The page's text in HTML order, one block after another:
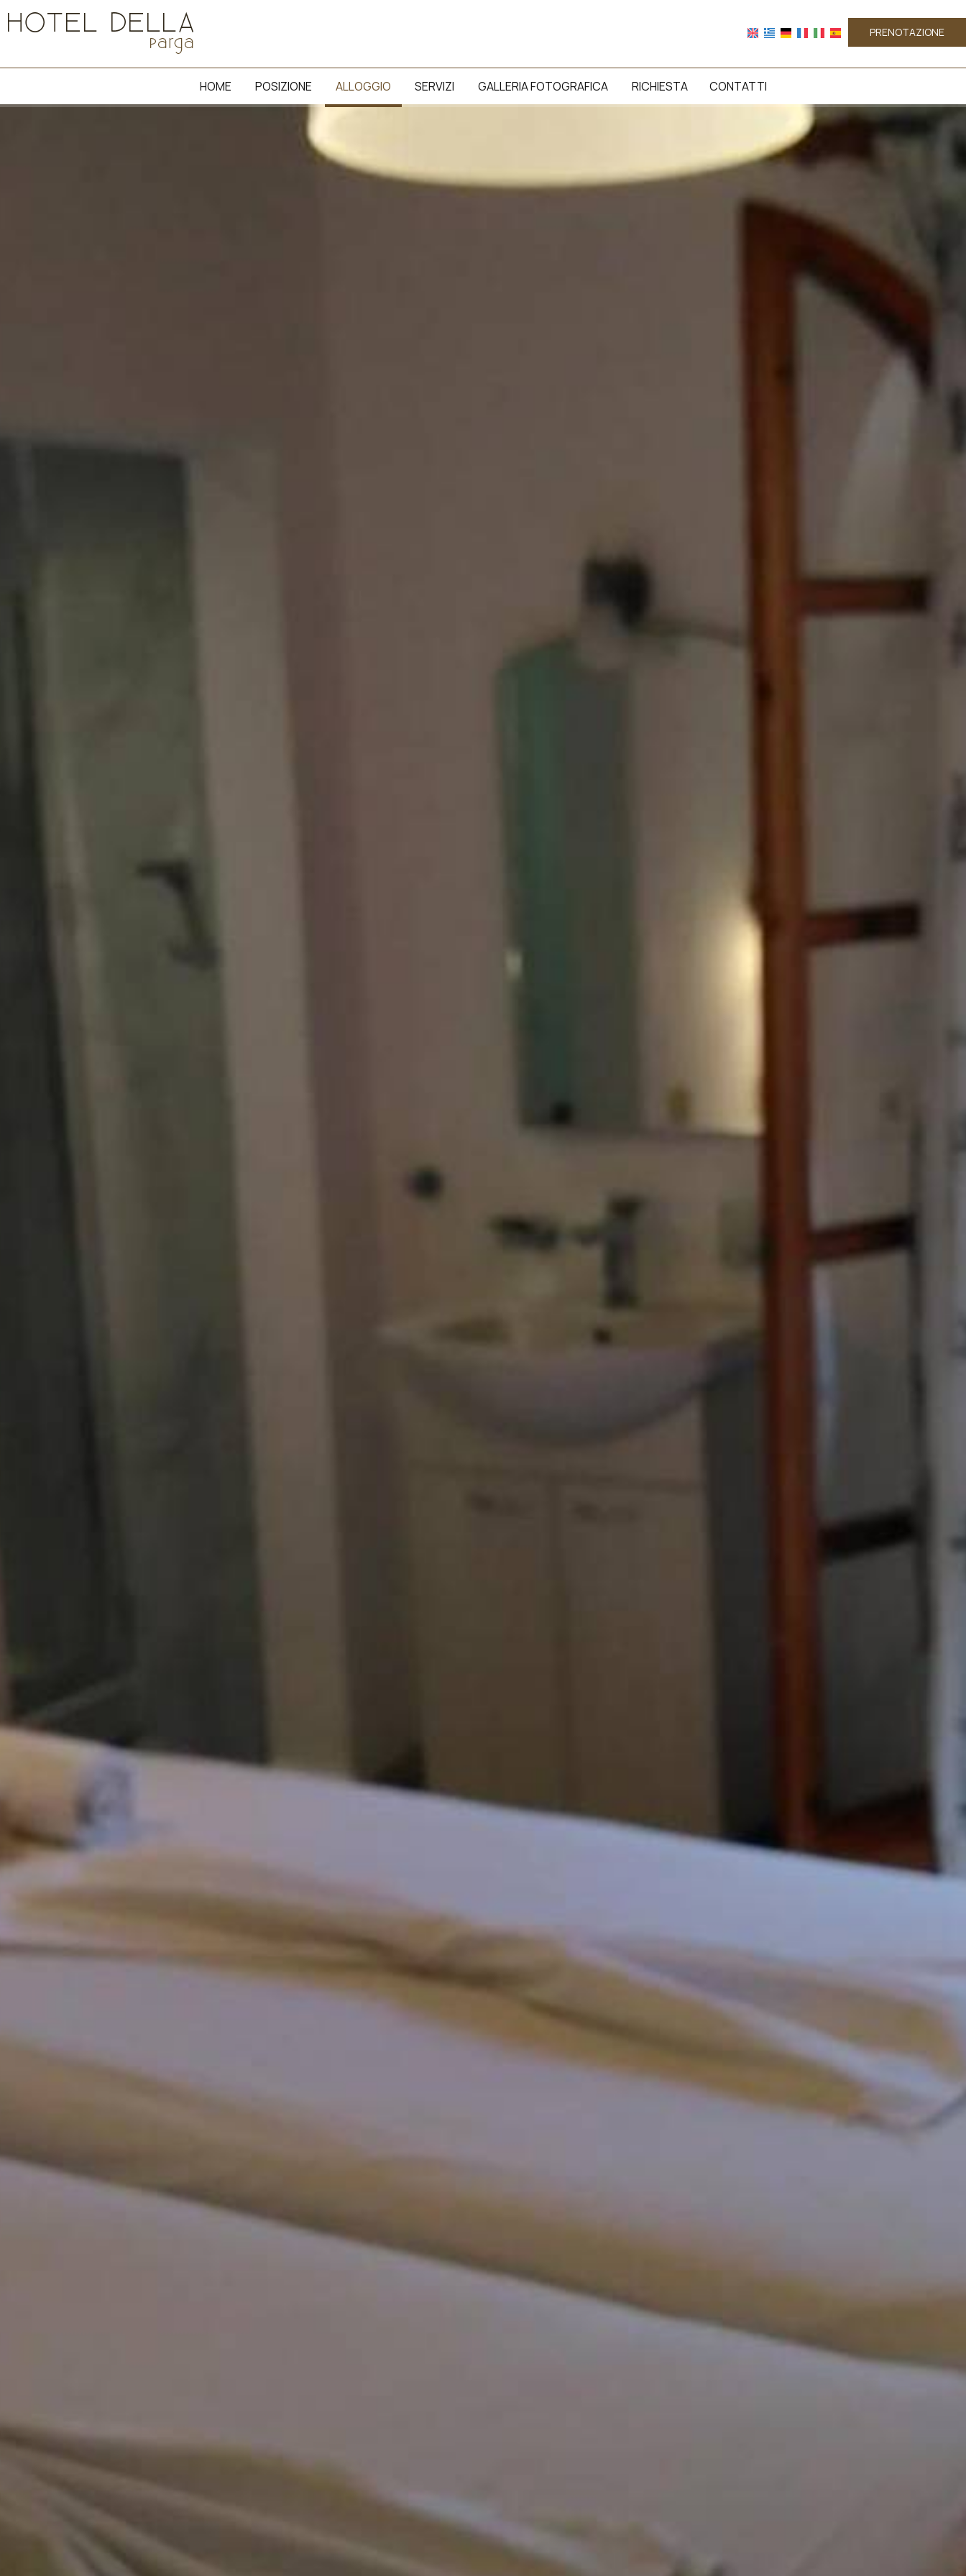
PRENOTAZIONE
HOME POSIZIONE ALLOGGIO SERVIZI GALLERIA FOTOGRAFICA RICHIESTA CONTATTI